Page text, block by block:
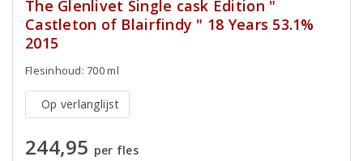
The Glenlivet Single cask Edition "
Castleton of Blairfindy " 18 Years 53.1%
2015
Flesinhoud: 700 ml
Op verlanglijst
244,95 per fles